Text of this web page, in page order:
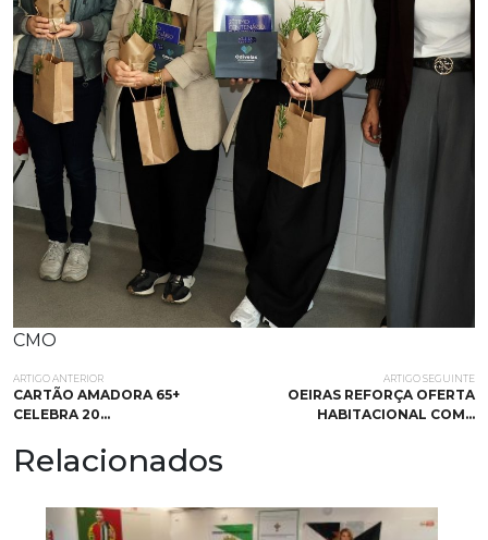
CMO
ARTIGO ANTERIOR
CARTÃO AMADORA 65+
CELEBRA 20…
ARTIGO SEGUINTE
OEIRAS REFORÇA OFERTA
HABITACIONAL COM…
Relacionados